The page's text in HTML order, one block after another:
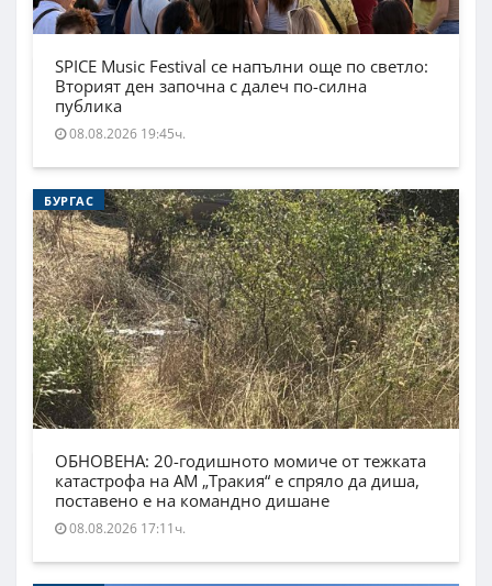
SPICE Music Festival се напълни още по светло:
Вторият ден започна с далеч по-силна
публика
08.08.2026 19:45ч.
БУРГАС
ОБНОВЕНА: 20-годишното момиче от тежката
катастрофа на АМ „Тракия“ е спряло да диша,
поставено е на командно дишане
08.08.2026 17:11ч.